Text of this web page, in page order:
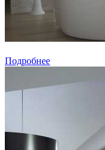
Подробнее